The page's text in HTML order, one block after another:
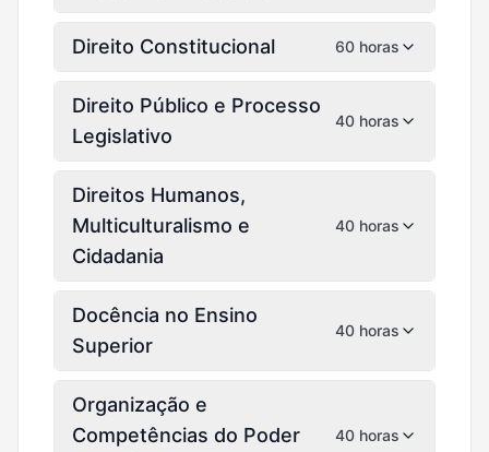
Direito Constitucional 60 horas
Direito Público e Processo
Legislativo
40 horas
Direitos Humanos,
Multiculturalismo e
Cidadania
40 horas
Docência no Ensino
Superior
40 horas
Organização e
Competências do Poder
40 horas